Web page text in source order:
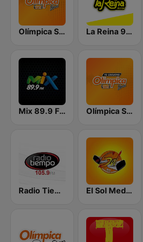
Olímpica Stereo - Medellín 104.9 FM La Reina 95.5 Cartagena
Mix 89.9 FM Medellin Olímpica Stereo Bogotá 105.9 FM
Radio Tiempo Medellín El Sol Medellín